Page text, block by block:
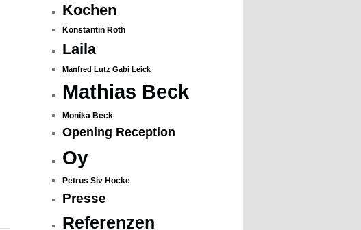
Kochen
Konstantin Roth
Laila
Manfred Lutz Gabi Leick
Mathias Beck
Monika Beck
Opening Reception
Oy
Petrus Siv Hocke
Presse
Referenzen